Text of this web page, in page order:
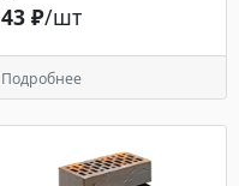
43 ₽/шт
Подробнее